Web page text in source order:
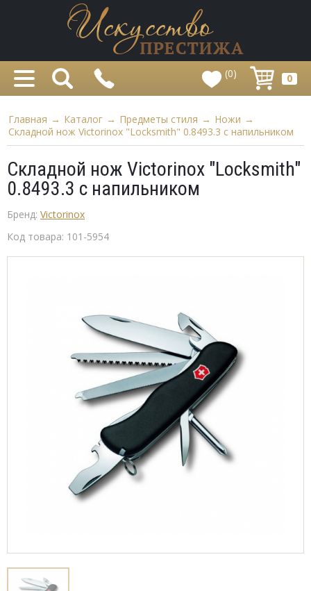
(0) 0
Главная → Каталог → Предметы стиля → Ножи →
Складной нож Victorinox "Locksmith" 0.8493.3 с напильником
Складной нож Victorinox "Locksmith"
0.8493.3 с напильником
Бренд: Victorinox
Код товара: 101-5954